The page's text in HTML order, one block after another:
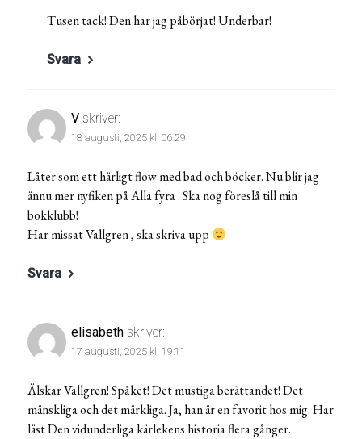
Tusen tack! Den har jag påbörjat! Underbar!
Svara
V skriver:
18 augusti, 2025 kl. 06:29
Låter som ett härligt flow med bad och böcker. Nu blir jag
ännu mer nyfiken på Alla fyra . Ska nog föreslå till min
bokklubb!
Har missat Vallgren , ska skriva upp
Svara
elisabeth skriver:
17 augusti, 2025 kl. 19:11
Älskar Vallgren! Spåket! Det mustiga berättandet! Det
mänskliga och det märkliga. Ja, han är en favorit hos mig. Har
läst Den vidunderliga kärlekens historia flera gånger.